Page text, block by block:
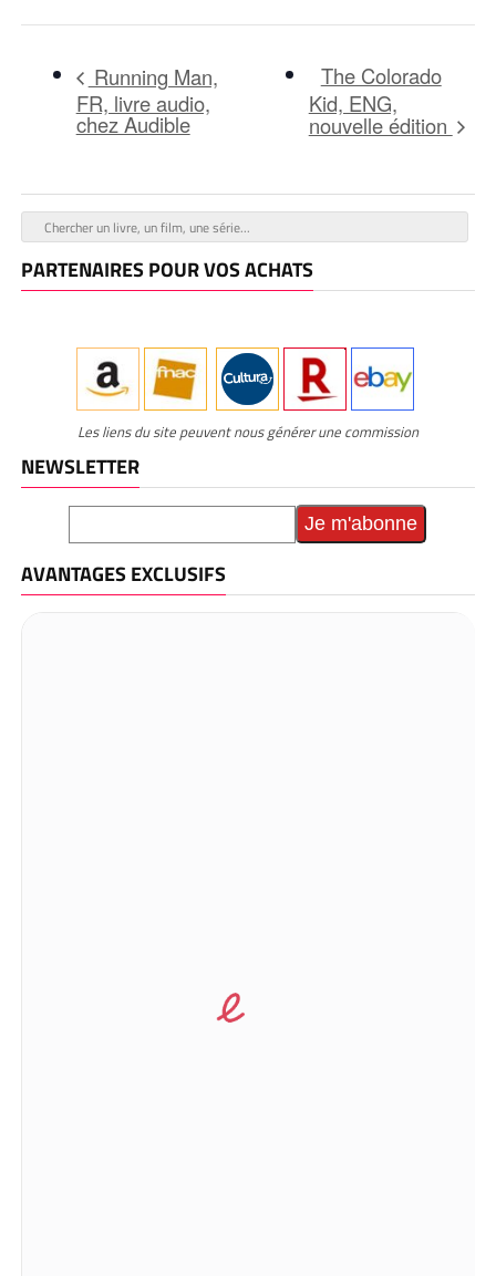
Running Man,
FR, livre audio,
chez Audible
The Colorado
Kid, ENG,
nouvelle édition
PARTENAIRES POUR VOS ACHATS
Les liens du site peuvent nous générer une commission
NEWSLETTER
AVANTAGES EXCLUSIFS